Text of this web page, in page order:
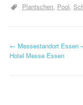
Plantschen Pool
P
← Messestandort Essen
Hotel Messe Essen